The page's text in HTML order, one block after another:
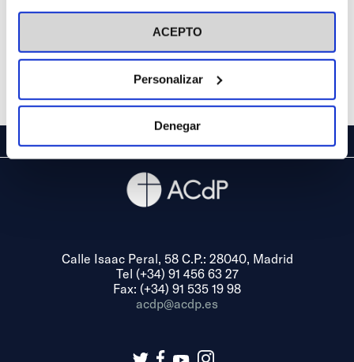
visitar nuestra Política de Cookies
ACEPTO
Personalizar
Denegar
Calle Isaac Peral, 58 C.P.: 28040, Madrid
Tel (+34) 91 456 63 27
Fax: (+34) 91 535 19 98
acdp@acdp.es